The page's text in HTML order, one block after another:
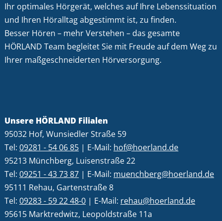
Ihr optimales Hörgerät, welches auf Ihre Lebenssituation
und Ihren Höralltag abgestimmt ist, zu finden.
Besser Hören – mehr Verstehen – das gesamte
HÖRLAND Team begleitet Sie mit Freude auf dem Weg zu
Ihrer maßgeschneiderten Hörversorgung.
Unsere HÖRLAND Filialen
95032 Hof, Wunsiedler Straße 59
Tel: 09281 - 54 06 85 | E-Mail: hof@hoerland.de
95213 Münchberg, Luisenstraße 22
Tel: 09251 - 43 73 87 | E-Mail: muenchberg@hoerland.de
95111 Rehau, Gartenstraße 8
Tel: 09283 - 59 22 48-0 | E-Mail: rehau@hoerland.de
95615 Marktredwitz, Leopoldstraße 11a